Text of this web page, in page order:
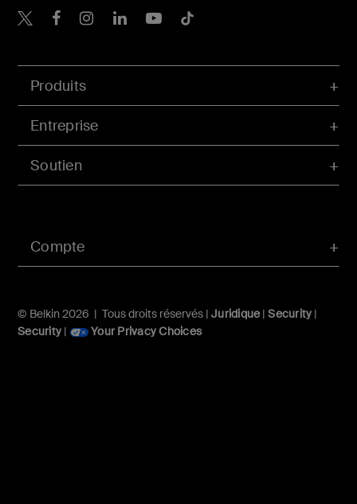
Compte
Produits
Entreprise
Soutien
© Belkin 2026 | Tous droits réservés | Juridique|Security |
Security | Your Privacy Choices
Belkin Twitter
Belkin Facebook
Belkin Instagram
Belkin LinkedIn
Belkin Youtube
Belkin TikTok